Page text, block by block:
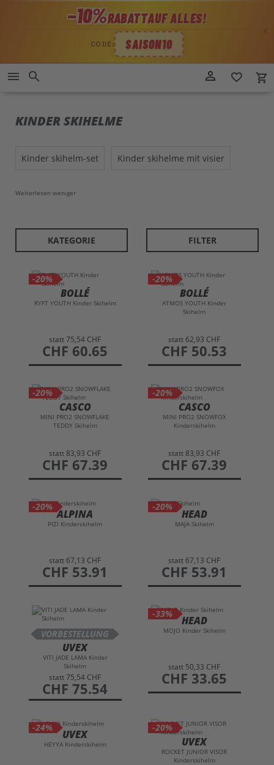
−10%RABATTAUF ALLES!
CODE: SAISON10
Direkt
person_outline favorite_border local_grocery_store
menu search
KINDER SKIHELME
kinder skihelm-set kinder skihelme mit visier
Weiterlesen weniger
KATEGORIE FILTER
-20%
BOLLÉ
RYFT YOUTH Kinder Skihelm
statt75,54 CHF
preis
CHF 60.65
-20%
BOLLÉ
ATMOS YOUTH Kinder
Skihelm
statt 62,93 CHF
preis
CHF 50.53
-20%
CASCO
MINI PRO2 SNOWFLAKE
TEDDY Skihelm
statt83,93 CHF
preis
CHF 67.39
-20%
CASCO
MINI PRO2 SNOWFOX
Kinderskihelm
statt83,93 CHF
preis
CHF 67.39
-20%
ALPINA
PIZI Kinderskihelm
statt 67,13 CHF
preis
CHF 53.91
-20%
HEAD
MAJA Skihelm
statt 67,13 CHF
preis
CHF 53.91
VORBESTELLUNG
UVEX
VITI JADE LAMA Kinder
Skihelm
statt75,54 CHF
preis
CHF 75.54
-33%
HEAD
MOJO Kinder Skihelm
statt 50,33 CHF
preis
CHF 33.65
-24%
UVEX
HEYYA Kinderskihelm
-20%
UVEX
ROCKET JUNIOR VISOR
Kinderskihelm